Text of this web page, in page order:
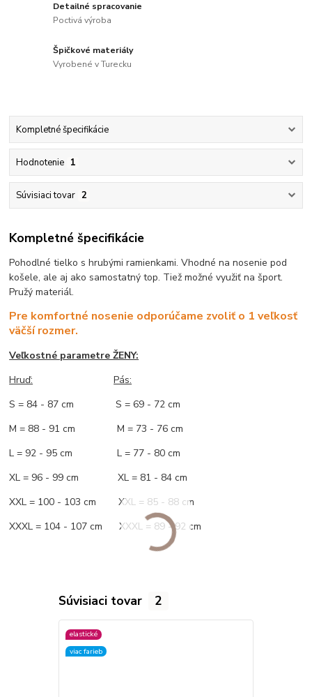
Detailné spracovanie
Poctivá výroba
Špičkové materiály
Vyrobené v Turecku
Kompletné špecifikácie
Hodnotenie 1
Súvisiaci tovar 2
Kompletné špecifikácie
Pohodlné tielko s hrubými ramienkami. Vhodné na nosenie pod
košele, ale aj ako samostatný top. Tiež možné využiť na šport.
Pružý materiál.
Pre komfortné nosenie odporúčame zvoliť o 1 veľkosť
väčší rozmer.
Veľkostné parametre ŽENY:
Hruď:
Pás:
S = 84 - 87 cm S = 69 - 72 cm
M = 88 - 91 cm M = 73 - 76 cm
L = 92 - 95 cm L = 77 - 80 cm
XL = 96 - 99 cm XL = 81 - 84 cm
XXL = 100 - 103 cm XXL = 85 - 88 cm
XXXL = 104 - 107 cm XXXL = 89 - 92 cm
Súvisiaci tovar 2
elastické
viac farieb